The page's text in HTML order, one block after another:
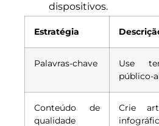
dispositivos.
Estratégia
Palavras-chave
Use
público-
Conteúdo de
qualidade
Crie